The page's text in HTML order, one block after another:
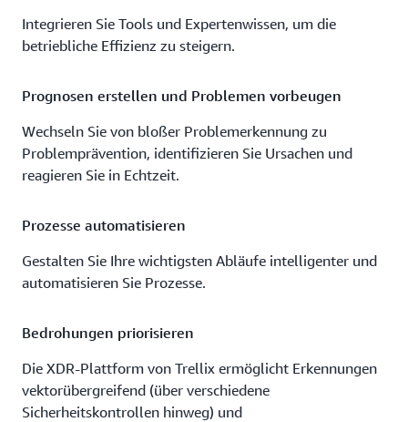
Integrieren Sie Tools und Expertenwissen, um die
betriebliche Effizienz zu steigern.
Prognosen erstellen und Problemen vorbeugen
Wechseln Sie von bloßer Problemerkennung zu
Problemprävention, identifizieren Sie Ursachen und
reagieren Sie in Echtzeit.
Prozesse automatisieren
Gestalten Sie Ihre wichtigsten Abläufe intelligenter und
automatisieren Sie Prozesse.
Bedrohungen priorisieren
Die XDR-Plattform von Trellix ermöglicht Erkennungen
vektorübergreifend (über verschiedene
Sicherheitskontrollen hinweg) und